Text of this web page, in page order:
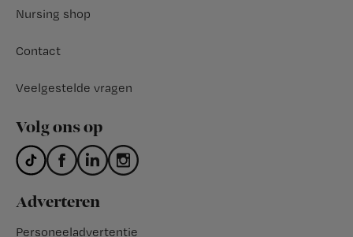
Nursing shop
Contact
Veelgestelde vragen
Volg ons op
Adverteren
Personeeladvertentie